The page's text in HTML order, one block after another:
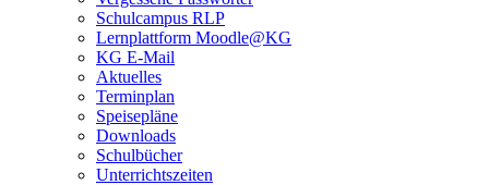
Schulcampus RLP
Lernplattform Moodle@KG
KG E-Mail
Aktuelles
Terminplan
Speisepläne
Downloads
Schulbücher
Unterrichtszeiten